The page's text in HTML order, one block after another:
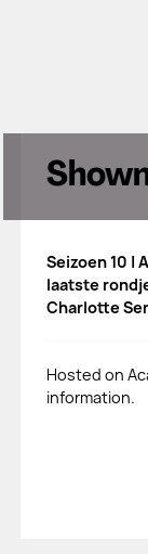
Seizoen 10 |
laatste
Charlotte
Hosted on
information.